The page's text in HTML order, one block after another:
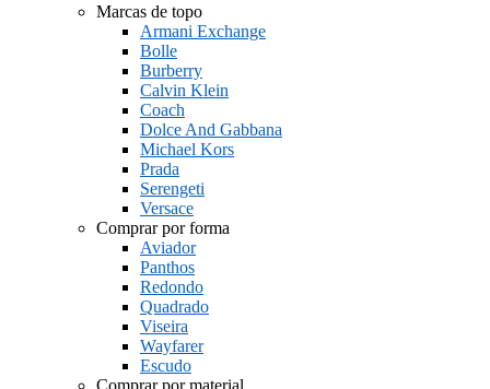
Marcas de topo
Armani Exchange
Bolle
Burberry
Calvin Klein
Coach
Dolce And Gabbana
Michael Kors
Prada
Serengeti
Versace
Comprar por forma
Aviador
Panthos
Redondo
Quadrado
Viseira
Wayfarer
Escudo
Comprar por material